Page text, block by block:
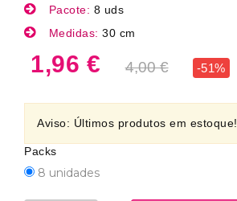
Pacote: 8 uds
Medidas: 30 cm
1,96 € 4,00 € -51%
Aviso: Últimos produtos em estoque!
Packs
8 unidades